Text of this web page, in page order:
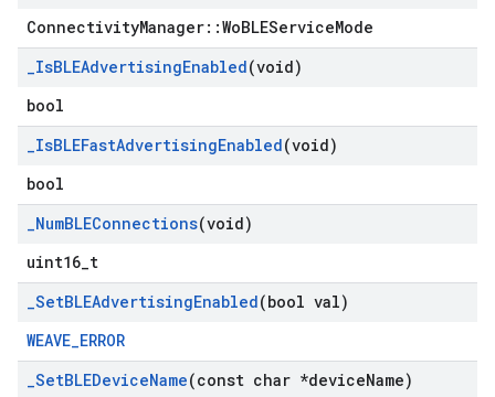
ConnectivityManager::WoBLEServiceMode
_IsBLEAdvertisingEnabled(void)
bool
_IsBLEFastAdvertisingEnabled(void)
bool
_NumBLEConnections(void)
uint16_t
_SetBLEAdvertisingEnabled(bool val)
WEAVE_ERROR
_SetBLEDeviceName(const char *deviceName)